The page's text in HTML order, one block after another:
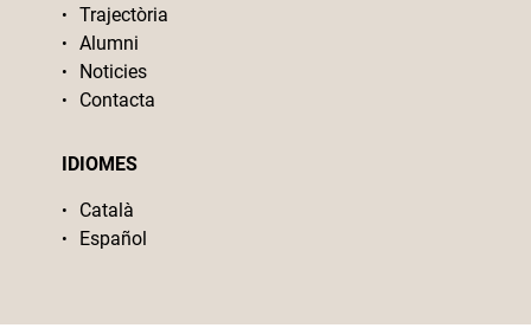
Trajectòria
Alumni
Noticies
Contacta
IDIOMES
Català
Español